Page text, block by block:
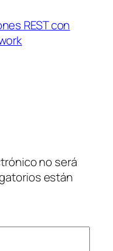
REST con
no será
están